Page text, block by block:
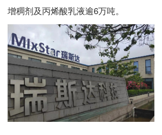
增稠剂及丙烯酸乳液逾6万吨。